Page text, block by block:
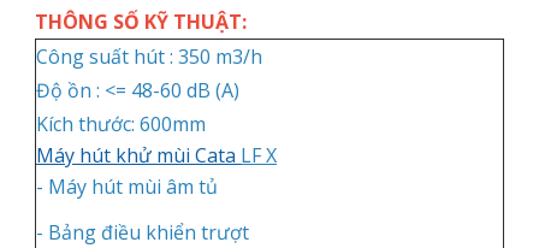
THÔNG SỐ KỸ THUẬT:
Công suất hút : 350 m3/h
Độ ồn : <= 48-60 dB (A)
Kích thước: 600mm
Máy hút khử mùi Cata LF X
- Máy hút mùi âm tủ
- Bảng điều khiển trượt